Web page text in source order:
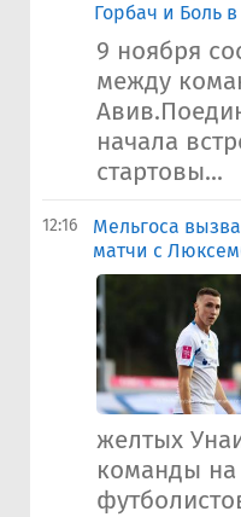
Горбач и Боль в
9 ноября
между
начала
стартовы...
12:16
Мельгоса
матчи с
желтых
команды на